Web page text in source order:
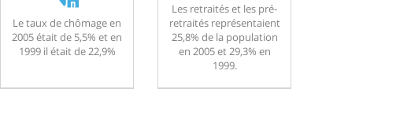
Le taux de chômage en
2005 était de 5,5% et en
1999 il était de 22,9%
Les retraités et les pré-
retraités représentaient
25,8% de la population
en 2005 et 29,3% en
1999.